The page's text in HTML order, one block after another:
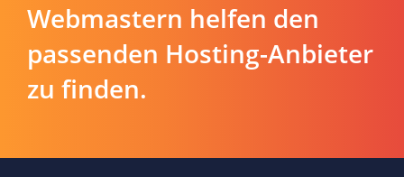
Webmastern helfen den
passenden Hosting-Anbieter
zu finden.